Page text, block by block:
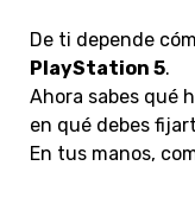
De ti depende
PlayStation 5.
Ahora sabes qué
en qué debes
En tus manos,